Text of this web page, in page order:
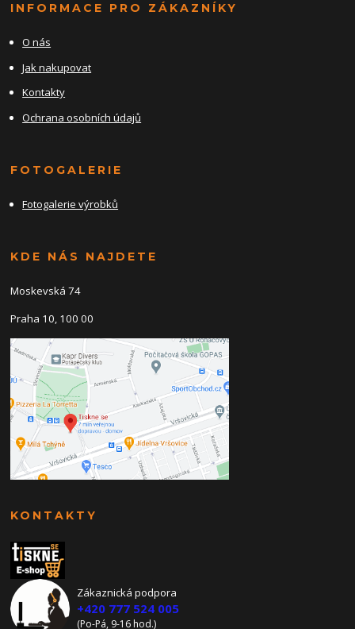
INFORMACE PRO ZÁKAZNÍKY
O nás
Jak nakupovat
Kontakty
Ochrana osobních údajů
FOTOGALERIE
Fotogalerie výrobků
KDE NÁS NAJDETE
Moskevská 74
Praha 10, 100 00
KONTAKTY
Zákaznická podpora
+420 777 524 005
(Po-Pá, 9-16 hod.)